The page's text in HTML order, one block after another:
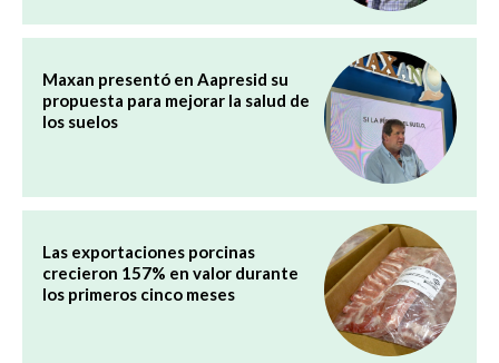
Maxan presentó en Aapresid su
propuesta para mejorar la salud de
los suelos
Las exportaciones porcinas
crecieron 157% en valor durante
los primeros cinco meses